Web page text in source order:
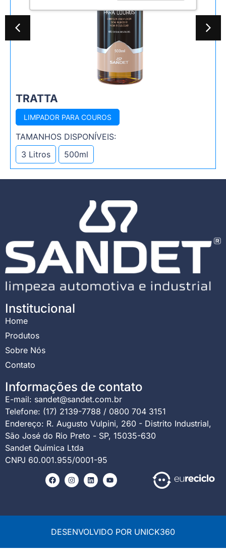
TRATTA
LIMPADOR PARA COUROS
TAMANHOS DISPONÍVEIS:
3 Litros
500ml
Institucional
Home
Produtos
Sobre Nós
Contato
Informações de contato
E-mail: sandet@sandet.com.br
Telefone: (17) 2139-7788 / 0800 704 3151
Endereço: R. Augusto Vulpini, 260 - Distrito Industrial,
São José do Rio Preto - SP, 15035-630
Sandet Química Ltda
CNPJ 60.001.955/0001-95
DESENVOLVIDO POR UNICK360